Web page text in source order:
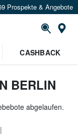
Prospekte & Angebote
CASHBACK
BERLIN
abgelaufen.